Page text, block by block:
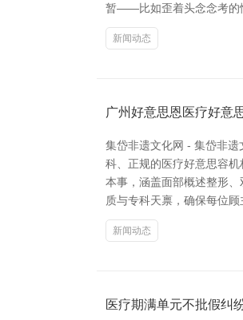
暂——比如歪着头念念考的
新闻动态
广州好意思恩医疗好意
集岱非遗文化网 - 集岱非
科、正规的医疗好意思容
本事，涵盖面部概述整形
质与专科天禀，确保每位顾
新闻动态
医疗期满单元不批假纠